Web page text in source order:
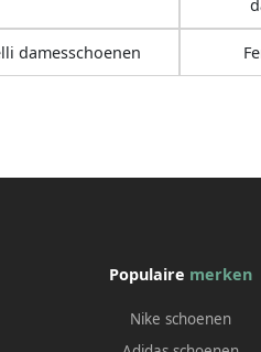
damesschoenen
Populaire merken
Nike schoenen